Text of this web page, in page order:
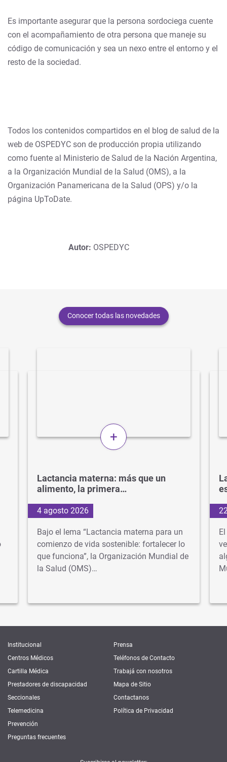
Es importante asegurar que la persona sordociega cuente
con el acompañamiento de otra persona que maneje su
código de comunicación y sea un nexo entre el entorno y el
resto de la sociedad.
Todos los contenidos compartidos en el blog de salud de la
web de OSPEDYC son de producción propia utilizando
como fuente al Ministerio de Salud de la Nación Argentina,
a la Organización Mundial de la Salud (OMS), a la
Organización Panamericana de la Salud (OPS) y/o la
página UpToDate.
Autor: OSPEDYC
Conocer todas las novedades
+
Lactancia materna: más que un
alimento, la primera…
4 agosto 2026
Bajo el lema “Lactancia materna para un
comienzo de vida sostenible: fortalecer lo
que funciona”, la Organización Mundial de
la Salud (OMS)…
Institucional
Centros Médicos
Cartilla Médica
Prestadores de discapacidad
Seccionales
Telemedicina
Prevención
Preguntas frecuentes
Prensa
Teléfonos de Contacto
Trabajá con nosotros
Mapa de Sitio
Contactanos
Política de Privacidad